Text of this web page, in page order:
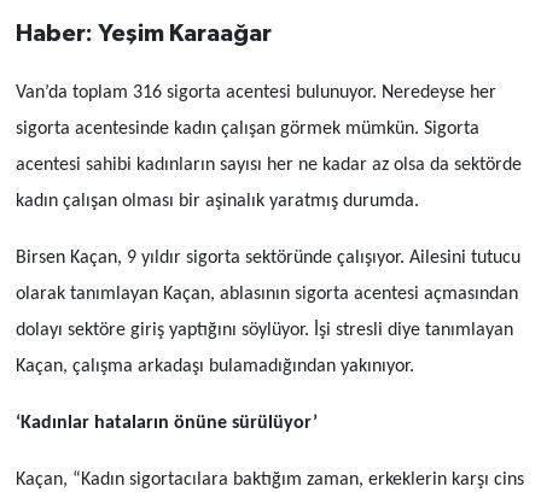
Haber: Yeşim Karaağar
Van’da toplam 316 sigorta acentesi bulunuyor. Neredeyse her
sigorta acentesinde kadın çalışan görmek mümkün. Sigorta
acentesi sahibi kadınların sayısı her ne kadar az olsa da sektörde
kadın çalışan olması bir aşinalık yaratmış durumda.
Birsen Kaçan, 9 yıldır sigorta sektöründe çalışıyor. Ailesini tutucu
olarak tanımlayan Kaçan, ablasının sigorta acentesi açmasından
dolayı sektöre giriş yaptığını söylüyor. İşi stresli diye tanımlayan
Kaçan, çalışma arkadaşı bulamadığından yakınıyor.
‘Kadınlar hataların önüne sürülüyor’
Kaçan, “Kadın sigortacılara baktığım zaman, erkeklerin karşı cins